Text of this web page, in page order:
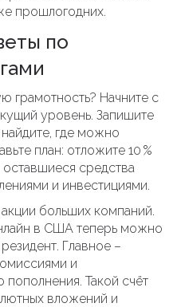
прошлогодних.
по
грамотность? Начните с
уровень. Запишите
где можно
план: отложите 10 %
средства
и инвестициями.
больших компаний.
в США теперь можно
Главное –
и
Такой счёт
вложений и